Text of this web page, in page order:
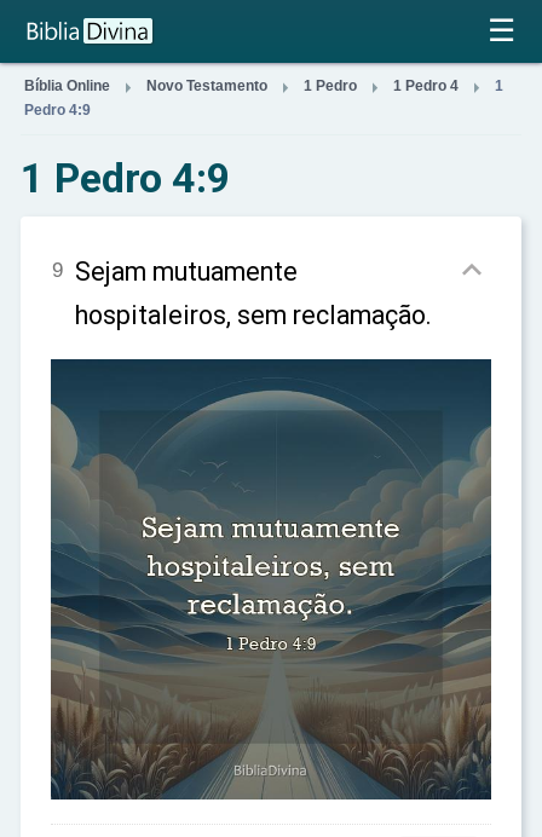
×
☰
Bíblia Online  Novo Testamento  1 Pedro  1 Pedro 4 
1
Pedro 4:9
1 Pedro 4:9
9 Sejam mutuamente
hospitaleiros, sem reclamação.
